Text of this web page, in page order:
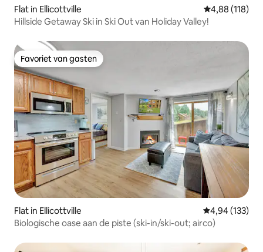
Flat in Ellicottville Gemiddelde
4,88 (118)
Hillside Getaway Ski in Ski Out van Holiday Valley!
Favoriet van gasten
Favoriet van gasten
Flat in Ellicottville Gemiddelde
4,94 (133)
Biologische oase aan de piste (ski-in/ski-out; airco)